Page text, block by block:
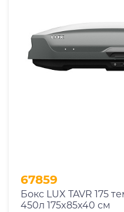
67859
Бокс LUX TAVR 175
450л 175x85x40 см